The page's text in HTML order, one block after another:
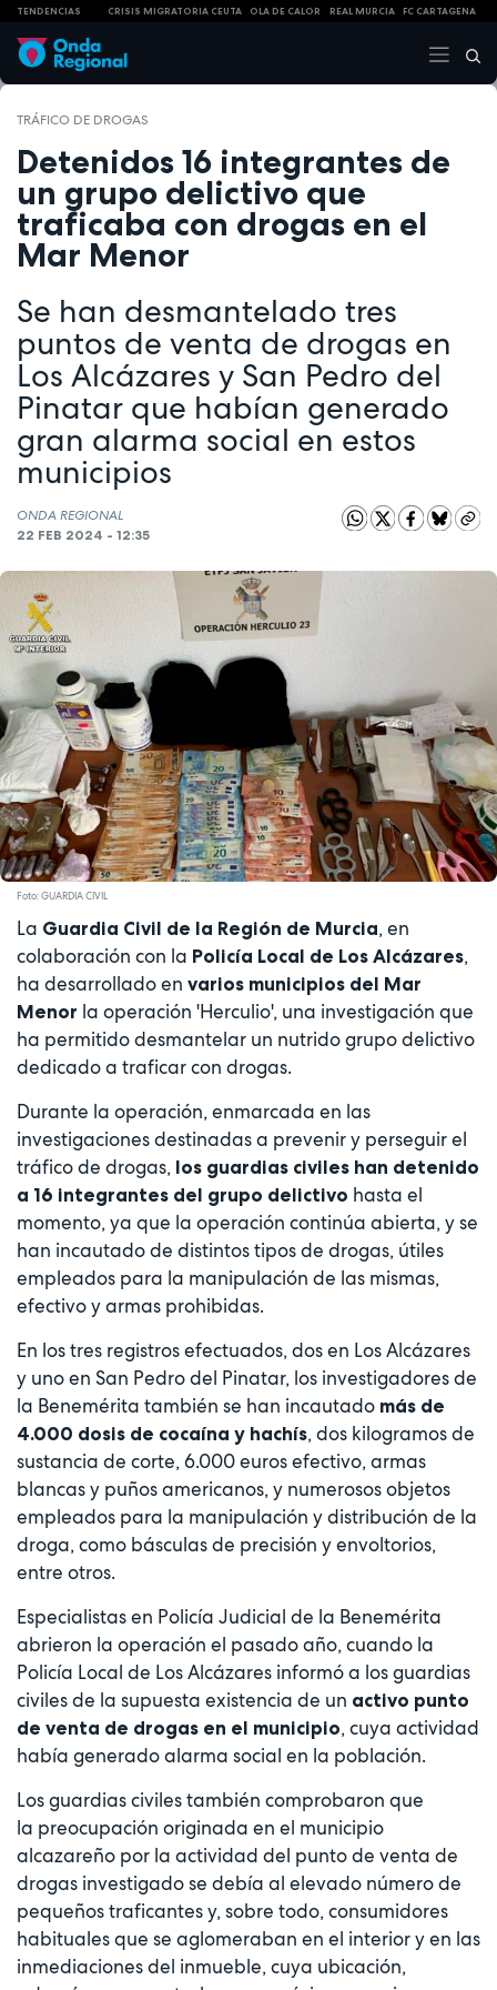
TENDENCIAS CRISIS MIGRATORIA CEUTA OLA DE CALOR REAL MURCIA FC CARTAGENA
TRÁFICO DE DROGAS
Detenidos 16 integrantes de
un grupo delictivo que
traficaba con drogas en el
Mar Menor
Se han desmantelado tres
puntos de venta de drogas en
Los Alcázares y San Pedro del
Pinatar que habían generado
gran alarma social en estos
municipios
ONDA REGIONAL
22 FEB 2024 - 12:35
Foto: GUARDIA CIVIL
La Guardia Civil de la Región de Murcia, en
colaboración con la Policía Local de Los Alcázares,
ha desarrollado en varios municipios del Mar
Menor la operación 'Herculio', una investigación que
ha permitido desmantelar un nutrido grupo delictivo
dedicado a traficar con drogas.
Durante la operación, enmarcada en las
investigaciones destinadas a prevenir y perseguir el
tráfico de drogas, los guardias civiles han detenido
a 16 integrantes del grupo delictivo hasta el
momento, ya que la operación continúa abierta, y se
han incautado de distintos tipos de drogas, útiles
empleados para la manipulación de las mismas,
efectivo y armas prohibidas.
En los tres registros efectuados, dos en Los Alcázares
y uno en San Pedro del Pinatar, los investigadores de
la Benemérita también se han incautado más de
4.000 dosis de cocaína y hachís, dos kilogramos de
sustancia de corte, 6.000 euros efectivo, armas
blancas y puños americanos, y numerosos objetos
empleados para la manipulación y distribución de la
droga, como básculas de precisión y envoltorios,
entre otros.
Especialistas en Policía Judicial de la Benemérita
abrieron la operación el pasado año, cuando la
Policía Local de Los Alcázares informó a los guardias
civiles de la supuesta existencia de un activo punto
de venta de drogas en el municipio, cuya actividad
había generado alarma social en la población.
Los guardias civiles también comprobaron que
la preocupación originada en el municipio
alcazareño por la actividad del punto de venta de
drogas investigado se debía al elevado número de
pequeños traficantes y, sobre todo, consumidores
habituales que se aglomeraban en el interior y en las
inmediaciones del inmueble, cuya ubicación,